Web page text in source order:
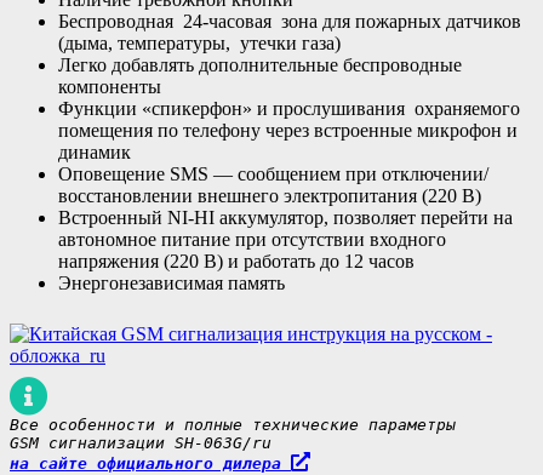
Беспроводная 24-часовая зона для пожарных датчиков
(дыма, температуры, утечки газа)
Легко добавлять дополнительные беспроводные
компоненты
Функции «спикерфон» и прослушивания охраняемого
помещения по телефону через встроенные микрофон и
динамик
Оповещение SMS — сообщением при отключении/
восстановлении внешнего электропитания (220 В)
Встроенный NI-HI аккумулятор, позволяет перейти на
автономное питание при отсутствии входного
напряжения (220 В) и работать до 12 часов
Энергонезависимая память
Все особенности и полные технические параметры
GSM сигнализации SH-063G/ru
на сайте официального дилера